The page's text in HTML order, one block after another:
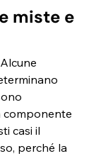
miste e
componente
casi il
perché la